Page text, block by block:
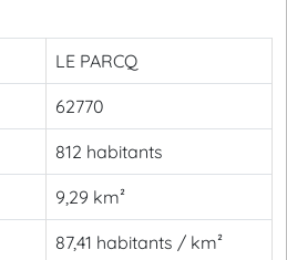
LE PARCQ
62770
812 habitants
9,29 km²
87,41 habitants / km²